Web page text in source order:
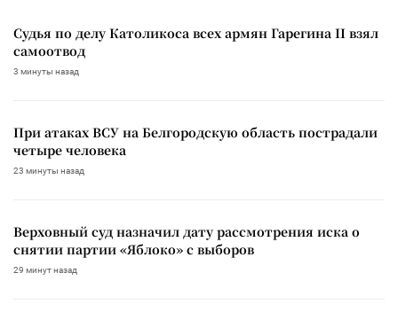
Судья по делу Католикоса всех армян Гарегина II взял
самоотвод
3 минуты назад
При атаках ВСУ на Белгородскую область пострадали
четыре человека
23 минуты назад
Верховный суд назначил дату рассмотрения иска о
снятии партии «Яблоко» с выборов
29 минут назад